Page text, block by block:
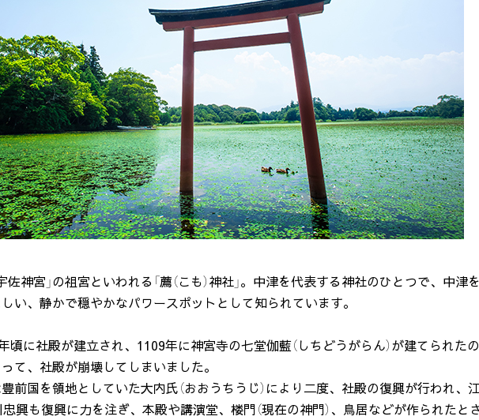
佐神宮」の祖宮といわれる「薦（こも）神社」。中津を代表する神社のひとつで、中津
い、静かで穏やかなパワースポットとして知られています。
頃に社殿が建立され、1109年に神宮寺の七堂伽藍（しちどうがらん）が建てられた
って、社殿が崩壊してしまいました。
前国を領地としていた大内氏（おおうちうじ）により二度、社殿の復興が行われ、
忠興も復興に力を注ぎ、本殿や講演堂、楼門（現在の神門）、鳥居などが作られたと